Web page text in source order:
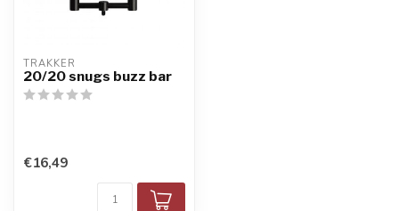
TRAKKER
20/20 snugs buzz bar
€16,49